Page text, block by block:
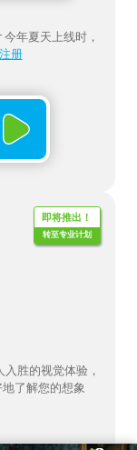
年夏天上线时，
册
即将推出！
转至专业计划
胜的视觉体验，
了解您的想象